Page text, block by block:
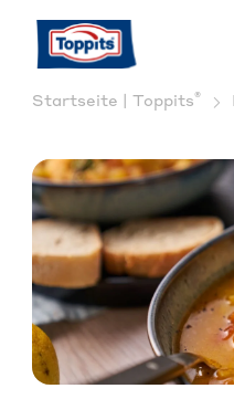
Startseite | Toppits®